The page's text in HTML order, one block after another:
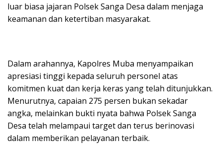
luar biasa jajaran Polsek Sanga Desa dalam menjaga
keamanan dan ketertiban masyarakat.
Dalam arahannya, Kapolres Muba menyampaikan
apresiasi tinggi kepada seluruh personel atas
komitmen kuat dan kerja keras yang telah ditunjukkan.
Menurutnya, capaian 275 persen bukan sekadar
angka, melainkan bukti nyata bahwa Polsek Sanga
Desa telah melampaui target dan terus berinovasi
dalam memberikan pelayanan terbaik.